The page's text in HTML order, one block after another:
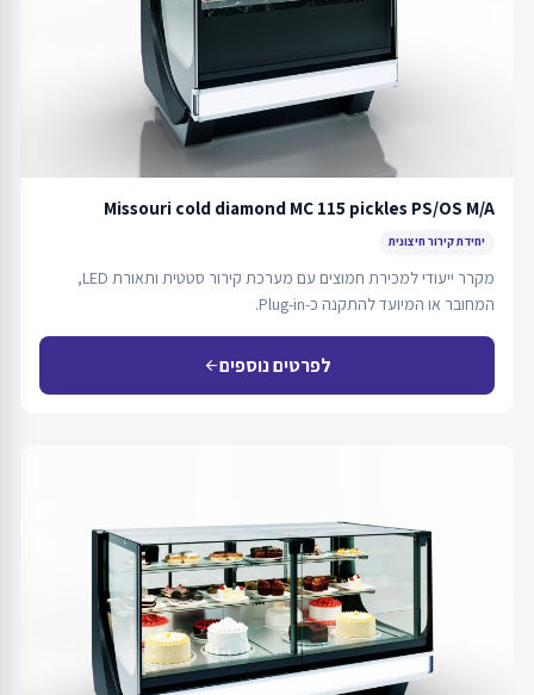
Missouri cold diamond MC 115 pickles PS/OS M/A
יחידת קירור חיצונית
מקרר ייעודי למכירת חמוצים עם מערכת קירור סטטית ותאורת LED,
המחובר או המיועד להתקנה כ-Plug-in.
לפרטים נוספיםarrow_back